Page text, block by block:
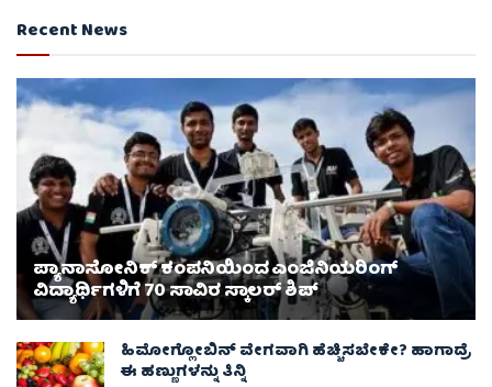
Recent News
ಪ್ಯಾನಾಸೋನಿಕ್ ಕಂಪನಿಯಿಂದ ಎಂಜಿನಿಯರಿಂಗ್
ವಿದ್ಯಾರ್ಥಿಗಳಿಗೆ 70 ಸಾವಿರ ಸ್ಕಾಲರ್ ಶಿಪ್
ಹಿಮೋಗ್ಲೋಬಿನ್ ವೇಗವಾಗಿ ಹೆಚ್ಚಿಸಬೇಕೇ? ಹಾಗಾದ್ರೆ
ಈ ಹಣ್ಣುಗಳನ್ನು ತಿನ್ನಿ